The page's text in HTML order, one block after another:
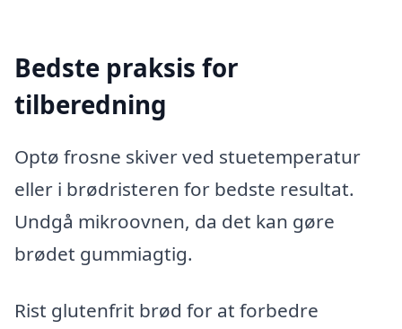
Bedste praksis for
tilberedning
Optø frosne skiver ved stuetemperatur
eller i brødristeren for bedste resultat.
Undgå mikroovnen, da det kan gøre
brødet gummiagtig.
Rist glutenfrit brød for at forbedre